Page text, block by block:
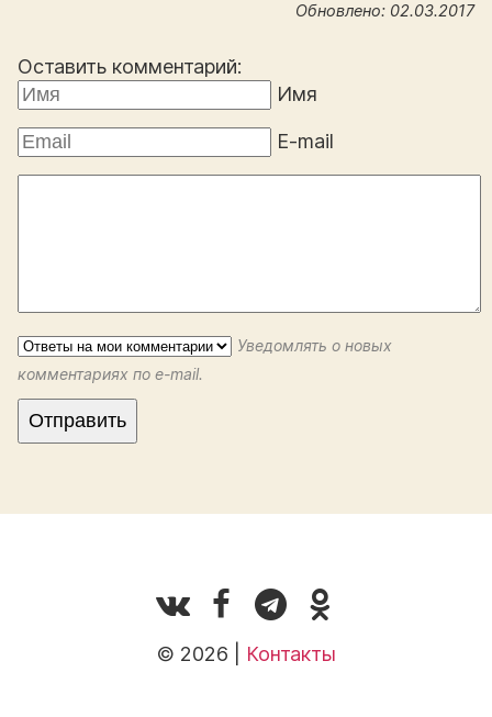
Обновлено: 02.03.2017
Оставить комментарий:
Имя
E-mail
Уведомлять о новых
комментариях по e-mail.
© 2026 | Контакты